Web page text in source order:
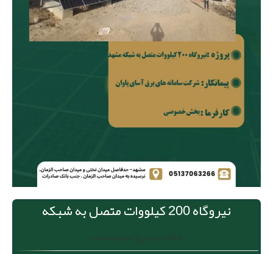
نیروگاه 200 کیلووات متصل به شبکه